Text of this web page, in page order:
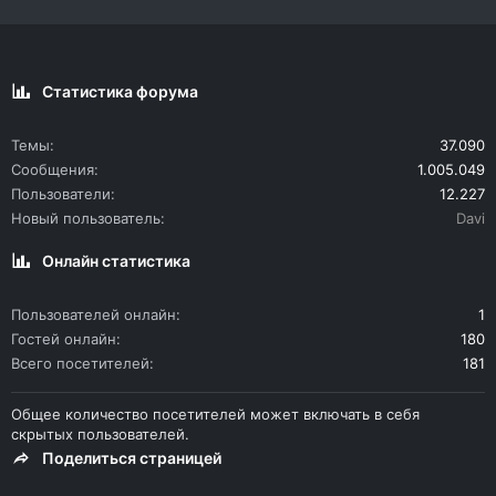
Статистика форума
Темы
37.090
Сообщения
1.005.049
Пользователи
12.227
Новый пользователь
Davi
Онлайн статистика
Пользователей онлайн
1
Гостей онлайн
180
Всего посетителей
181
Общее количество посетителей может включать в себя
скрытых пользователей.
Поделиться страницей